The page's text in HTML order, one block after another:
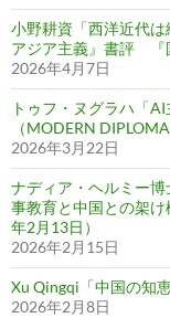
小野耕資「西洋近代
アジア主義』書評 『
2026年4月7日
トゥフ・ヌグラハ「
（MODERN
2026年3月22日
ナディア・ヘルミー
事教育と中国との架
年2月13日）
2026年2月15日
Xu Qingqi「中国の知
2026年2月8日